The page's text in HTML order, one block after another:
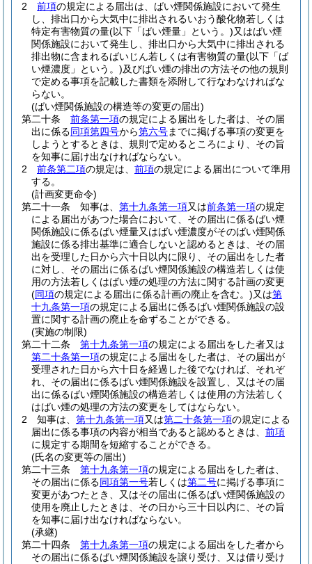
2
前項の規定による届出は、ばい煙関係施設において発生
し、排出口から大気中に排出されるいおう酸化物若しくは
特定有害物質の量(以下「ばい煙量」という。)又はばい煙
関係施設において発生し、排出口から大気中に排出される
排出物に含まれるばいじん若しくは有害物質の量(以下「ば
い煙濃度」という。)及びばい煙の排出の方法その他の規則
で定める事項を記載した書類を添附して行なわなければな
らない。
(ばい煙関係施設の構造等の変更の届出)
第二十条
前条第一項の規定による届出をした者は、その届
出に係る同項第四号から第六号までに掲げる事項の変更を
しようとするときは、規則で定めるところにより、その旨
を知事に届け出なければならない。
2
前条第二項の規定は、 前項の規定による届出について準用
する。
(計画変更命令)
第二十一条
知事は、 第十九条第一項又は前条第一項の規定
による届出があつた場合において、その届出に係るばい煙
関係施設に係るばい煙量又はばい煙濃度がそのばい煙関係
施設に係る排出基準に適合しないと認めるときは、その届
出を受理した日から六十日以内に限り、その届出をした者
に対し、その届出に係るばい煙関係施設の構造若しくは使
用の方法若しくはばい煙の処理の方法に関する計画の変更
(同項の規定による届出に係る計画の廃止を含む。)又は第
十九条第一項の規定による届出に係るばい煙関係施設の設
置に関する計画の廃止を命ずることができる。
(実施の制限)
第二十二条
第十九条第一項の規定による届出をした者又は
第二十条第一項の規定による届出をした者は、その届出が
受理された日から六十日を経過した後でなければ、それぞ
れ、その届出に係るばい煙関係施設を設置し、又はその届
出に係るばい煙関係施設の構造若しくは使用の方法若しく
はばい煙の処理の方法の変更をしてはならない。
2
知事は、 第十九条第一項又は第二十条第一項の規定による
届出に係る事項の内容が相当であると認めるときは、 前項
に規定する期間を短縮することができる。
(氏名の変更等の届出)
第二十三条
第十九条第一項の規定による届出をした者は、
その届出に係る同項第一号若しくは第二号に掲げる事項に
変更があつたとき、又はその届出に係るばい煙関係施設の
使用を廃止したときは、その日から三十日以内に、その旨
を知事に届け出なければならない。
(承継)
第二十四条
第十九条第一項の規定による届出をした者から
その届出に係るばい煙関係施設を譲り受け、又は借り受け